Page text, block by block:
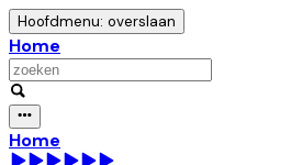
Hoofdmenu: overslaan
Home
Home